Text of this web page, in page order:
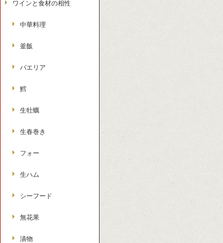
ワインと食材の相性
中華料理
釜飯
パエリア
鱈
生牡蠣
生春巻き
フォー
生ハム
シーフード
無花果
漬物